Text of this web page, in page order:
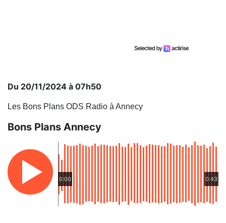
Du 20/11/2024 à 07h50
Les Bons Plans ODS Radio à Annecy
Bons Plans Annecy
0:00 0:43